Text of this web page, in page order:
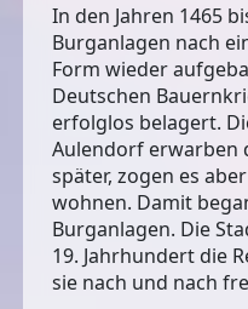
In den Jahren 1465
Burganlagen nach
Form wieder
Deutschen
erfolglos belagert.
Aulendorf erwarben
später, zogen es
wohnen. Damit
Burganlagen. Die
19. Jahrhundert die
sie nach und nach